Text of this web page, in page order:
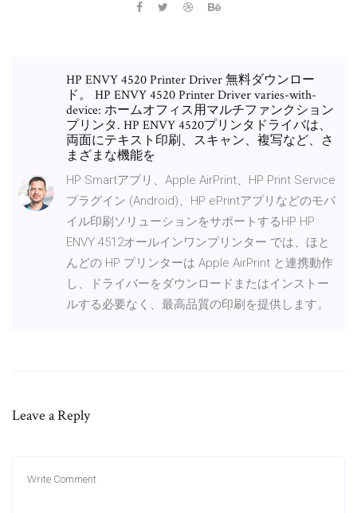
HP ENVY 4520 Printer Driver 無料ダウンロー
ド。 HP ENVY 4520 Printer Driver varies-with-
device: ホームオフィス用マルチファンクション
プリンタ. HP ENVY 4520プリンタドライバは、
両面にテキスト印刷、スキャン、複写など、さ
まざまな機能を
HP Smartアプリ、Apple AirPrint、HP Print Service
プラグイン (Android)、HP ePrintアプリなどのモバ
イル印刷ソリューションをサポートするHP HP
ENVY 4512オールインワンプリンター では、ほと
んどの HP プリンターは Apple AirPrint と連携動作
し、ドライバーをダウンロードまたはインストー
ルする必要なく、最高品質の印刷を提供します。
Leave a Reply